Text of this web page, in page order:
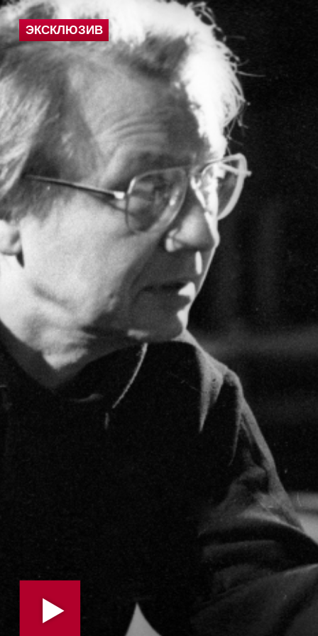
ЭКСКЛЮЗИВ